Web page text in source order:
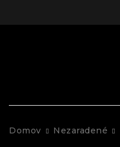
Domov Nezaradené